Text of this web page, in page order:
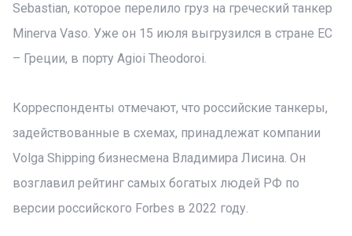
Sebastian, которое перелило груз на греческий танкер
Minerva Vaso. Уже он 15 июля выгрузился в стране ЕС
– Греции, в порту Agioi Theodoroi.
Корреспонденты отмечают, что российские танкеры,
задействованные в схемах, принадлежат компании
Volga Shipping бизнесмена Владимира Лисина. Он
возглавил рейтинг самых богатых людей РФ по
версии российского Forbes в 2022 году.